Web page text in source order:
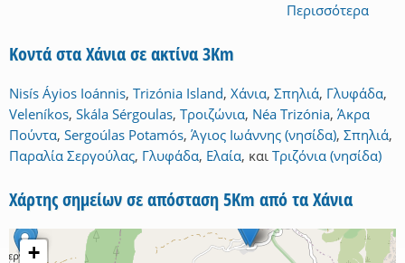
Περισσότερα
Κοντά στα Χάνια σε ακτίνα 3Km
Nisís Áyios Ioánnis, Trizónia Island, Χάνια, Σπηλιά, Γλυφάδα,
Veleníkos, Skála Sérgoulas, Τροιζώνια, Néa Trizónia, Άκρα
Πούντα, Sergoúlas Potamós, Άγιος Ιωάννης (νησίδα), Σπηλιά,
Παραλία Σεργούλας, Γλυφάδα, Ελαία, και Τριζόνια (νησίδα)
Χάρτης σημείων σε απόσταση 5Km από τα Χάνια
+